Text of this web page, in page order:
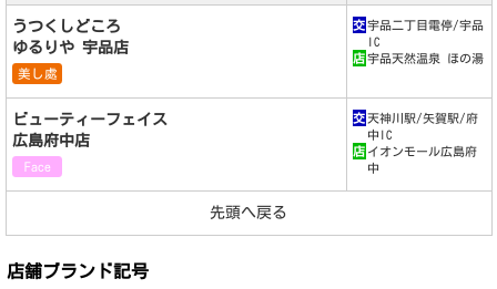
うつくしどころ
ゆるりや 宇品店
美し處
交 宇品二丁目電停/宇品
IC
店 宇品天然温泉 ほの湯
ビューティーフェイス
広島府中店
Face
交 天神川駅/矢賀駅/府
中IC
店 イオンモール広島府
中
先頭へ戻る
店舗ブランド記号